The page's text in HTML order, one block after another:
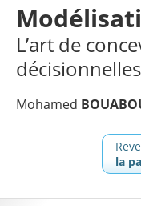
L’art de
Mohamed
la